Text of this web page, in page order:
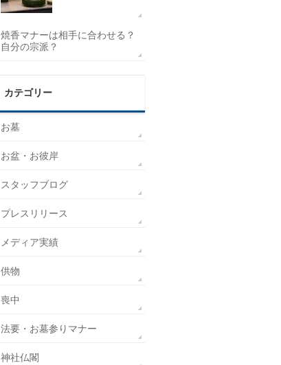
焼香マナーは相手に合わせる？
自分の宗派？
カテゴリー
お墓
お盆・お彼岸
スタッフブログ
プレスリリース
メディア実績
供物
喪中
法要・お墓参りマナー
神社仏閣